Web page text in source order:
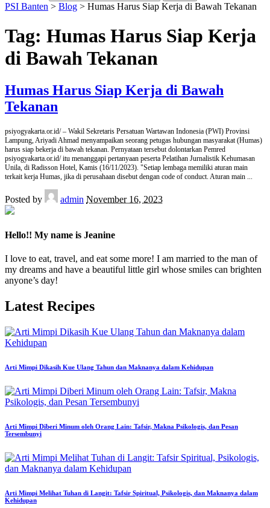
PSI Banten > Blog > Humas Harus Siap Kerja di Bawah Tekanan
Tag: Humas Harus Siap Kerja
di Bawah Tekanan
Humas Harus Siap Kerja di Bawah
Tekanan
psiyogyakarta.or.id/ – Wakil Sekretaris Persatuan Wartawan Indonesia (PWI) Provinsi
Lampung, Ariyadi Ahmad menyampaikan seorang petugas hubungan masyarakat (Humas)
harus siap bekerja di bawah tekanan. Pernyataan tersebut dolontarkan Pemred
psiyogyakarta.or.id/ itu menanggapi pertanyaan peserta Pelatihan Jurnalistik Kehumasan
Unila, di Radisson Hotel, Kamis (16/11/2023). "Setiap lembaga memiliki aturan main
terkait kerja Humas, jika di perusahaan disebut dengan code of conduct. Aturan main ...
Posted by admin November 16, 2023
Hello!! My name is Jeanine
I love to eat, travel, and eat some more! I am married to the man of
my dreams and have a beautiful little girl whose smiles can brighten
anyone’s day!
Latest Recipes
Arti Mimpi Dikasih Kue Ulang Tahun dan Maknanya dalam Kehidupan
Arti Mimpi Diberi Minum oleh Orang Lain: Tafsir, Makna Psikologis, dan Pesan
Tersembunyi
Arti Mimpi Melihat Tuhan di Langit: Tafsir Spiritual, Psikologis, dan Maknanya dalam
Kehidupan